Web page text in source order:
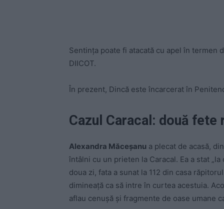
Sentinţa poate fi atacată cu apel în termen
DIICOT.
În prezent, Dincă este încarcerat în
Cazul Caracal: două
Alexandra Măceşanu a plecat de acasă,
întâlni cu un prieten la Caracal. Ea a stat
doua zi, fata a sunat la 112 din casa
dimineață ca să intre în curtea acestuia.
aflau cenușă și fragmente de oase umane